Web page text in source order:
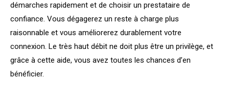
démarches rapidement et de choisir un prestataire de
confiance. Vous dégagerez un reste à charge plus
raisonnable et vous améliorerez durablement votre
connexion. Le très haut débit ne doit plus être un privilège, et
grâce à cette aide, vous avez toutes les chances d’en
bénéficier.